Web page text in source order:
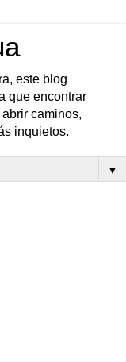
este blog
que encontrar
caminos,
inquietos.
▼